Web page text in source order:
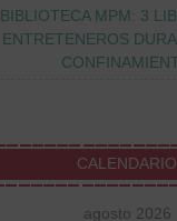
BIBLIOTECA MPM: 3
ENTRETENEROS
CALENDARIO
agosto 2026